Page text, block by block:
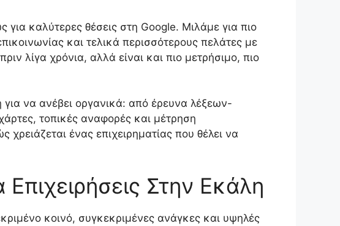
καλύτερες θέσεις στη Google. Μιλάμε για πιο
και τελικά περισσότερους πελάτες με
λίγα χρόνια, αλλά είναι και πιο μετρήσιμο, πιο
για να ανέβει οργανικά: από έρευνα λέξεων-
τοπικές αναφορές και μέτρηση
ένας επιχειρηματίας που θέλει να
Επιχειρήσεις Στην Εκάλη
κοινό, συγκεκριμένες ανάγκες και υψηλές